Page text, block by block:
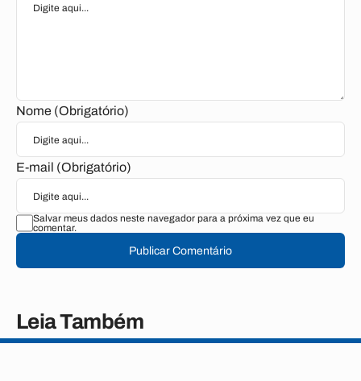
Nome (Obrigatório)
E-mail (Obrigatório)
Salvar meus dados neste navegador para a próxima vez que eu
comentar.
Publicar Comentário
Leia Também